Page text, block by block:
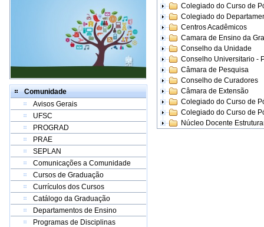
Comunidade
Avisos Gerais
UFSC
PROGRAD
PRAE
SEPLAN
Comunicações a Comunidade
Cursos de Graduação
Currículos dos Cursos
Catálogo da Graduação
Departamentos de Ensino
Programas de Disciplinas
Colegiado do Curso de
Colegiado do
Centros Acadêmicos
Camara de Ensino da
Conselho da Unidade
Conselho Universitario -
Câmara de Pesquisa
Conselho de Curadores
Câmara de Extensão
Colegiado do Curso de
Colegiado do Curso de
Núcleo Docente